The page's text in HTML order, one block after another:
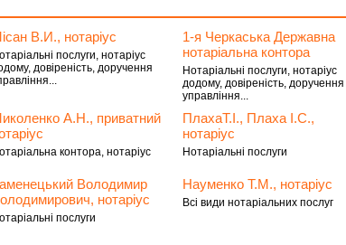
В.И., нотаріус
послуги, нотаріус
довіреність, доручення
1-я Черкаська Державна
нотаріальна контора
Нотаріальні послуги, нотаріус
додому, довіреність, доручення
управління...
А.Н., приватний
контора, нотаріус
ПлахаТ.І., Плаха І.С.,
нотаріус
Нотаріальні послуги
Володимир
нотаріус
послуги
Науменко Т.М., нотаріус
Всі види нотаріальних послуг